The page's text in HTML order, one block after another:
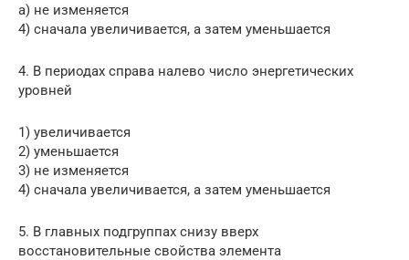
а) не изменяется
4) сначала увеличивается, а затем уменьшается
4. В периодах справа налево число энергетических
уровней
1) увеличивается
2) уменьшается
3) не изменяется
4) сначала увеличивается, а затем уменьшается
5. В главных подгруппах снизу вверх
восстановительные свойства элемента